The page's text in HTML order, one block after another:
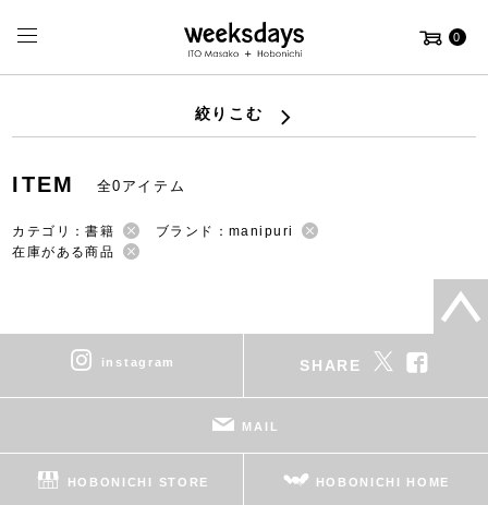
0
絞りこむ
ITEM 全0アイテム
カテゴリ：書籍
ブランド：manipuri
在庫がある商品
instagram SHARE
MAIL
HOBONICHI STORE HOBONICHI HOME